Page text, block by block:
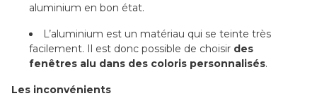
aluminium en bon état.
L’aluminium est un matériau qui se teinte très
facilement. Il est donc possible de choisir des
fenêtres alu dans des coloris personnalisés.
Les inconvénients